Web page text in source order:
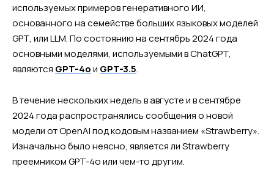
используемых примеров генеративного ИИ,
основанного на семействе больших языковых моделей
GPT, или LLM. По состоянию на сентябрь 2024 года
основными моделями, используемыми в ChatGPT,
являются GPT-4oи GPT-3.5.
В течение нескольких недель в августе и в сентябре
2024 года распространялись сообщения о новой
модели от OpenAI под кодовым названием «Strawberry».
Изначально было неясно, является ли Strawberry
преемником GPT-4o или чем-то другим.